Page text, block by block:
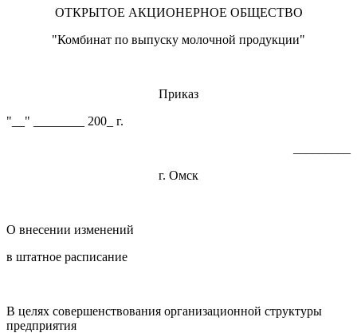
ОТКРЫТОЕ АКЦИОНЕРНОЕ ОБЩЕСТВО
"Комбинат по выпуску молочной продукции"
Приказ
"__" ________ 200_ г.
г. Омск
О внесении изменений
в штатное расписание
В целях совершенствования организационной структуры
предприятия